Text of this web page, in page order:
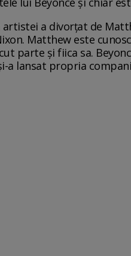
artistei a divorțat de
Matthew este
parte şi fiica sa.
a lansat propria